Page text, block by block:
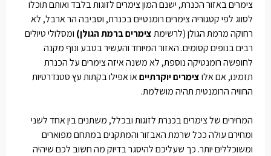
צימרים באזור הכנרת, ישנם המון צימרים לזוגות בלבד ואותם תוכלו
לסווג לפי קטגוריה צימרים רומנטיים בכנרת, וסביבה הר ארבל, לא
רחוקה מרמת הגולן (לרשימתצימרים ברמת הגולן) ומסלולי טיולים
רבים בנופים קסומים. האזור המיוחד והעשיר בטבע ונוף מקנה
לחופשה רומנטיקה נוספת, לא משנה איזה צימרים על הכנרת
תזמינו, אם אלוצימרים יוקרתייםאו אפילו בקתות עץ סטנדרטיות
החוויה הרומנטית תהיה מושלמת.
המחירים של צימרים בכנרת לזוגות ובכלל, משתנים בין אחד לשני
ומחירם עולה ככל שרמת האבזור והמתקנים במתחם מפוארים
ומשוכללים יותר. כך שעליכם להיסגר בדיוק מה חשוב לכם שיהיה